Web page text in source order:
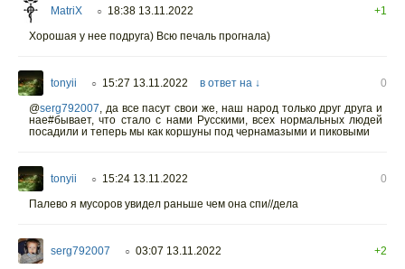
MatriX ○ 18:38 13.11.2022
+1
Хорошая у нее подруга) Всю печаль прогнала)
tonyii ○ 15:27 13.11.2022 в ответ на ↓
0
@serg792007, да все пасут свои же, наш народ только друг друга и
нае#бывает, что стало с нами Русскими, всех нормальных людей
посадили и теперь мы как коршуны под чернамазыми и пиковыми
tonyii ○ 15:24 13.11.2022
0
Палево я мусоров увидел раньше чем она спи//дела
serg792007 ○ 03:07 13.11.2022
+2